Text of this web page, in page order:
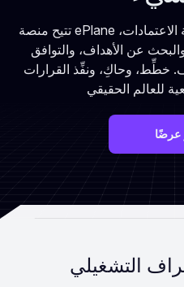
تتيح منصة ePlane للذكاء الاصطناعي للفرق نمذجة الاعتمادات،
عن الأهداف، والتوافق
خطِّط، وحاكِ، ونفِّذ القرارات
عرضًا
التشغيلي